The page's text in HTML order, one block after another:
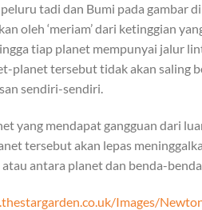
tadi dan Bumi pada gambar
oleh ‘meriam’ dari ketinggian
tiap planet mempunyai jalur
planet tersebut tidak akan saling
sendiri-sendiri.
yang mendapat gangguan dari
tersebut akan lepas
antara planet dan benda-benda
Images/